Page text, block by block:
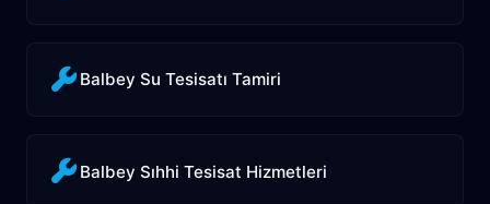
Balbey Su Tesisatı Tamiri
Balbey Sıhhi Tesisat Hizmetleri